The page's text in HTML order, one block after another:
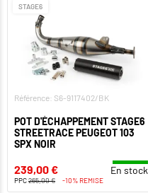
STAGE6
Référence: S6-9117402/BK
POT D'ÉCHAPPEMENT STAGE6
STREETRACE PEUGEOT 103
SPX NOIR
239,00 € En stock
PPC265,00 € -10% REMISE